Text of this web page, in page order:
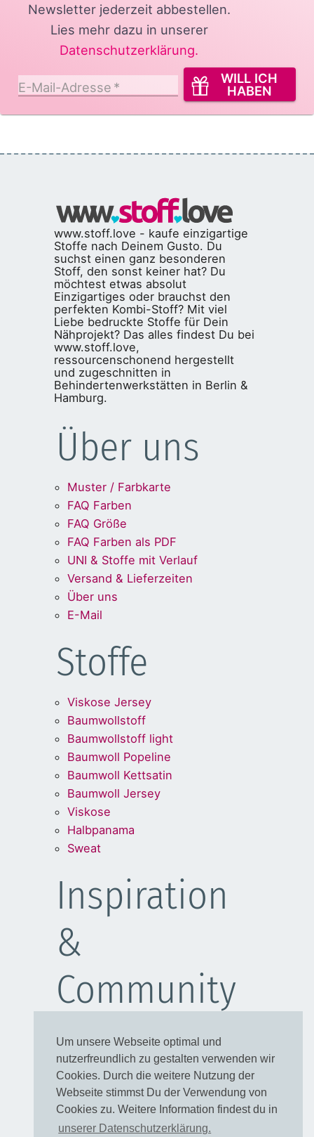
Um unsere Webseite optimal und
nutzerfreundlich zu gestalten verwenden wir
Cookies. Durch die weitere Nutzung der
Webseite stimmst Du der Verwendung von
Cookies zu. Weitere Information findest du in
unserer Datenschutzerklärung.
Newsletter jederzeit abbestellen.
Lies mehr dazu in unserer
Datenschutzerklärung.
E-Mail-Adresse *
WILL ICH
HABEN
www.stoff.love - kaufe einzigartige
Stoffe nach Deinem Gusto. Du
suchst einen ganz besonderen
Stoff, den sonst keiner hat? Du
möchtest etwas absolut
Einzigartiges oder brauchst den
perfekten Kombi-Stoff? Mit viel
Liebe bedruckte Stoffe für Dein
Nähprojekt? Das alles findest Du bei
www.stoff.love,
ressourcenschonend hergestellt
und zugeschnitten in
Behindertenwerkstätten in Berlin &
Hamburg.
Über uns
Muster / Farbkarte
FAQ Farben
FAQ Größe
FAQ Farben als PDF
UNI & Stoffe mit Verlauf
Versand & Lieferzeiten
Über uns
E-Mail
Stoffe
Viskose Jersey
Baumwollstoff
Baumwollstoff light
Baumwoll Popeline
Baumwoll Kettsatin
Baumwoll Jersey
Viskose
Halbpanama
Sweat
Inspiration
&
Community
Kleider
Blusen
Taschen